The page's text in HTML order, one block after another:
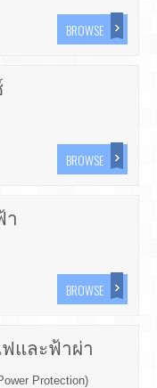
BROWSE
BROWSE
า
BROWSE
และฟ้าผ่า
Protection)